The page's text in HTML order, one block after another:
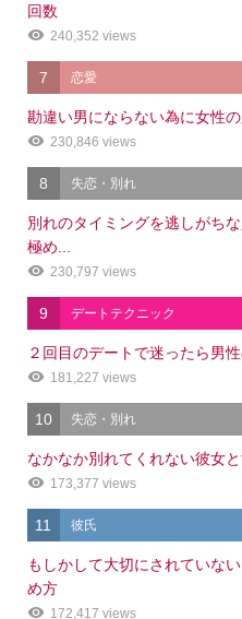
回数
240,352 views
7 恋愛
勘違い男にならない為に女性
230,846 views
8 失恋・別れ
別れのタイミングを逃しがち
極め...
230,797 views
9 デートテクニック
２回目のデートで迷ったら男
181,227 views
10 失恋・別れ
なかなか別れてくれない彼女
173,377 views
11 彼氏
もしかして大切にされていな
め方
172,417 views